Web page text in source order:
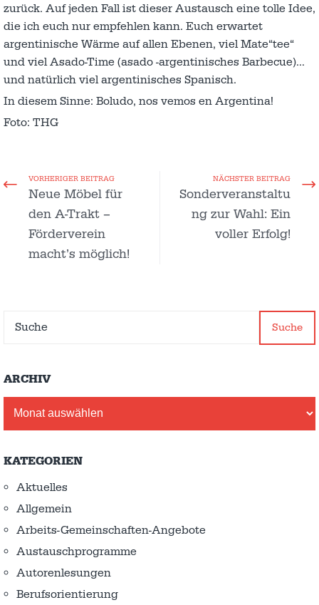
zurück. Auf jeden Fall ist dieser Austausch eine tolle Idee,
die ich euch nur empfehlen kann. Euch erwartet
argentinische Wärme auf allen Ebenen, viel Mate“tee“
und viel Asado-Time (asado -argentinisches Barbecue)…
und natürlich viel argentinisches Spanisch.
In diesem Sinne: Boludo, nos vemos en Argentina!
Foto: THG
VORHERIGER BEITRAG
Neue Möbel für
den A-Trakt –
Förderverein
macht’s möglich!
NÄCHSTER BEITRAG
Sonderveranstaltu
ng zur Wahl: Ein
voller Erfolg!
Suche
ARCHIV
KATEGORIEN
Aktuelles
Allgemein
Arbeits-Gemeinschaften-Angebote
Austausch­programme
Autorenlesungen
Berufsorientierung